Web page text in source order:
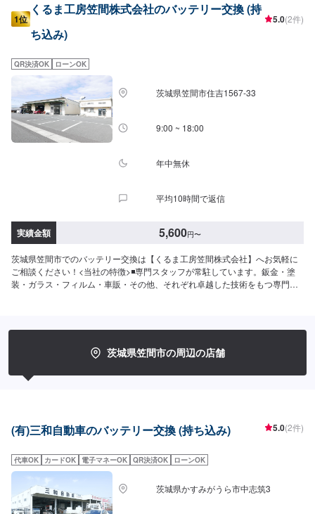
1位
くるま工房笠間株式会社のバッテリー交換 (持
ち込み)
5.0(2件)
QR決済OK ローンOK
茨城県笠間市住吉1567-33
9:00 ~ 18:00
年中無休
平均10時間で返信
実績金額 5,600円〜
茨城県笠間市でのバッテリー交換は【くるま工房笠間株式会社】へお気軽に
ご相談ください！<当社の特徴>◾専門スタッフが常駐しています。鈑金・塗
装・ガラス・フィルム・車販・その他、それぞれ卓越した技術をもつ専門ス
んていっても低価格です。<お客様のご予算やご希望の時間に応じてプランを
ご提案！>★お安く済ませたい…★お時間があまり取れない…などのご相談も
積りにご納得いただければ作業開始【4】仕上がり次第納車-----納期について-
います。お車の作業中は代車をご利用ください。※代車の燃料代はお客様にご
負担いただいております。-----ご来店時の注意、受付方法-----入庫の際はお気
駐車してください。受付はスタッフへ「メンテモで予約しました」とお伝え
ください。ご案内いたします。【定休日・営業時間】定休日：年中無休（大
型連休のみ休み）営業時間：9:00~18:00
茨城県笠間市の周辺の店舗
(有)三和自動車のバッテリー交換 (持ち込み) 5.0(2件)
代車OK カードOK 電子マネーOK QR決済OK ローンOK
茨城県かすみがうら市中志筑3